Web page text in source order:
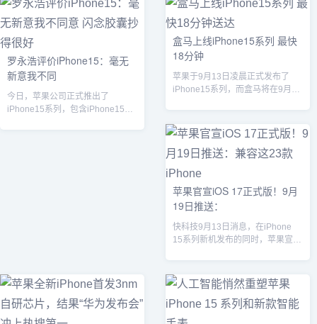
罗永浩评价iPhone15：毫无
新意我不同
今日，苹果公司正式推出了
iPhone15系列，包含iPhone15、
盒马上线iPhone15系列 最快
18分钟
苹果于9月13日凌晨正式发布了
iPhone15系列，而盒马将在9月22
苹果官宣iOS 17正式版！9月
19日推送：
快科技9月13日消息，在iPhone
15系列新机发布的同时，苹果宣